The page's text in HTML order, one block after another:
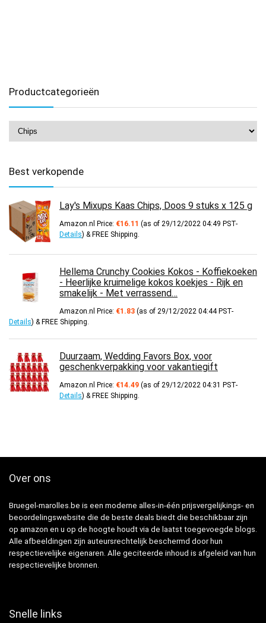
Productcategorieën
Best verkopende
Lay's Mixups Kaas Chips, Doos 9 stuks x 125 g
Amazon.nl Price: €16.11 (as of 29/12/2022 04:49 PST-
Details) & FREE Shipping
Hellema Crunchy Cookies Kokos - Koffiekoeken
- Heerlijke kruimelige kokos koekjes - Rijk en
smakelijk - Met verrassend…
Amazon.nl Price: €1.83 (as of 29/12/2022 04:44 PST-
Details) & FREE Shipping
Duurzaam, Wedding Favors Box, voor
geschenkverpakking voor vakantiegift
Amazon.nl Price: €14.49 (as of 29/12/2022 04:31 PST-
Details) & FREE Shipping
Over ons
Bruegel-marolles.be is een moderne alles-in-één prijsvergelijkings- en
beoordelingswebsite die de beste deals biedt die beschikbaar zijn
op amazon en u op de hoogte houdt via de laatst toegevoegde blogs.
Alle afbeeldingen zijn auteursrechtelijk beschermd door hun
respectievelijke eigenaren. Alle geciteerde inhoud is afgeleid van hun
respectievelijke bronnen.
Snelle links